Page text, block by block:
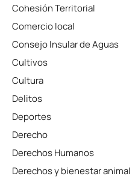
Cohesión Territorial
Comercio local
Consejo Insular de Aguas
Cultivos
Cultura
Delitos
Deportes
Derecho
Derechos Humanos
Derechos y bienestar animal